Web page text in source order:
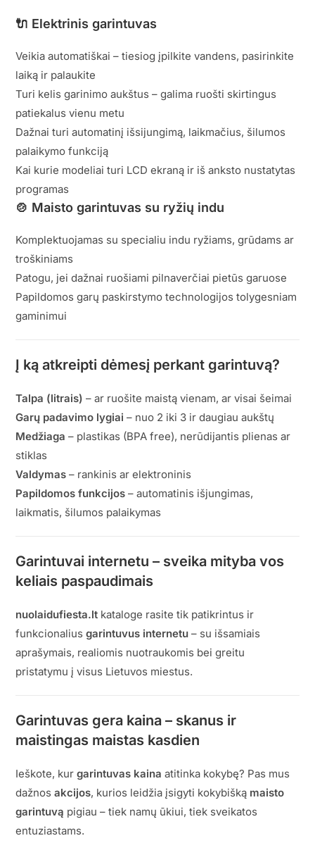
🔌 Elektrinis garintuvas
Veikia automatiškai – tiesiog įpilkite vandens, pasirinkite
laiką ir palaukite
Turi kelis garinimo aukštus – galima ruošti skirtingus
patiekalus vienu metu
Dažnai turi automatinį išsijungimą, laikmačius, šilumos
palaikymo funkciją
Kai kurie modeliai turi LCD ekraną ir iš anksto nustatytas
programas
🍲 Maisto garintuvas su ryžių indu
Komplektuojamas su specialiu indu ryžiams, grūdams ar
troškiniams
Patogu, jei dažnai ruošiami pilnaverčiai pietūs garuose
Papildomos garų paskirstymo technologijos tolygesniam
gaminimui
Į ką atkreipti dėmesį perkant garintuvą?
Talpa (litrais) – ar ruošite maistą vienam, ar visai šeimai
Garų padavimo lygiai – nuo 2 iki 3 ir daugiau aukštų
Medžiaga – plastikas (BPA free), nerūdijantis plienas ar
stiklas
Valdymas – rankinis ar elektroninis
Papildomos funkcijos – automatinis išjungimas,
laikmatis, šilumos palaikymas
Garintuvai internetu – sveika mityba vos
keliais paspaudimais
nuolaidufiesta.lt kataloge rasite tik patikrintus ir
funkcionaliusgarintuvus internetu – su išsamiais
aprašymais, realiomis nuotraukomis bei greitu
pristatymu į visus Lietuvos miestus.
Garintuvas gera kaina – skanus ir
maistingas maistas kasdien
Ieškote, kurgarintuvas kaina atitinka kokybę? Pas mus
dažnosakcijos, kurios leidžia įsigyti kokybišką maisto
garintuvą pigiau – tiek namų ūkiui, tiek sveikatos
entuziastams.